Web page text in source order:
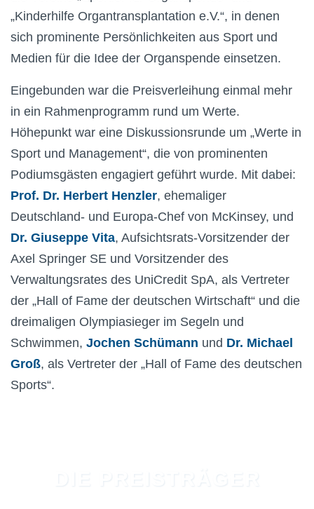
„Kinderhilfe Organtransplantation e.V.“, in denen
sich prominente Persönlichkeiten aus Sport und
Medien für die Idee der Organspende einsetzen.
Eingebunden war die Preisverleihung einmal mehr
in ein Rahmenprogramm rund um Werte.
Höhepunkt war eine Diskussionsrunde um „Werte in
Sport und Management“, die von prominenten
Podiumsgästen engagiert geführt wurde. Mit dabei:
Prof. Dr. Herbert Henzler, ehemaliger
Deutschland- und Europa-Chef von McKinsey, und
Dr. Giuseppe Vita, Aufsichtsrats-Vorsitzender der
Axel Springer SE und Vorsitzender des
Verwaltungsrates des UniCredit SpA, als Vertreter
der „Hall of Fame der deutschen Wirtschaft“ und die
dreimaligen Olympiasieger im Segeln und
Schwimmen, Jochen Schümann und Dr. Michael
Groß, als Vertreter der „Hall of Fame des deutschen
Sports“.